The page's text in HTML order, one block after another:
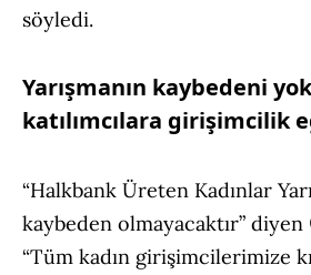
söyledi.
Yarışmanın kaybedeni
katılımcılara girişimcilik
“Halkbank Üreten Kadınlar
kaybeden olmayacaktır” diyen
“Tüm kadın girişimcilerimize